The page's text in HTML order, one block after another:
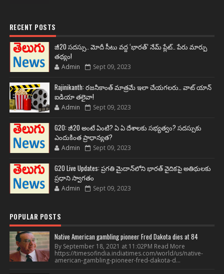
RECENT POSTS
జీ20 సదస్సు.. మోదీ సీటు వద్ద ‘భారత్’ నేమ్ ప్లేట్‌.. పేరు మార్పు
తథ్యం!
Admin Sept 09, 2023
Rajinikanth: రజనీకాంత్ మాత్రమే ఇలా చేయగలరు.. వాట్ యాన్
ఐడియా తలైవా!
Admin Sept 09, 2023
G20: జీ20 అంటే ఏంటి? ఏ ఏ దేశాలకు సభ్యత్వం? సదస్సుకు
ఎందుకింత ప్రాధాన్యత?
Admin Sept 09, 2023
G20 Live Updates: ప్రగతి మైదాన్‌లోని భారత్ వైదికపై అతిథులకు
ప్రధాని స్వాగతం
Admin Sept 09, 2023
POPULAR POSTS
Native American gambling pioneer Fred Dakota dies at 84
By September 18, 2021 at 11:02PM Read More
https://timesofindia.indiatimes.com/world/us/native-
american-gambling-pioneer-fred-dakota-d...